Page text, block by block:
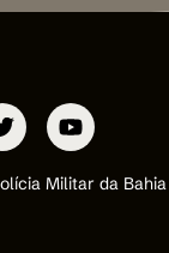
Militar da Bahia